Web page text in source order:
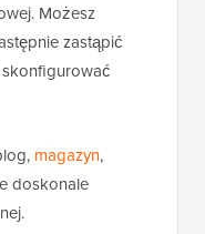
Możesz
zastąpić
magazyn,
doskonale